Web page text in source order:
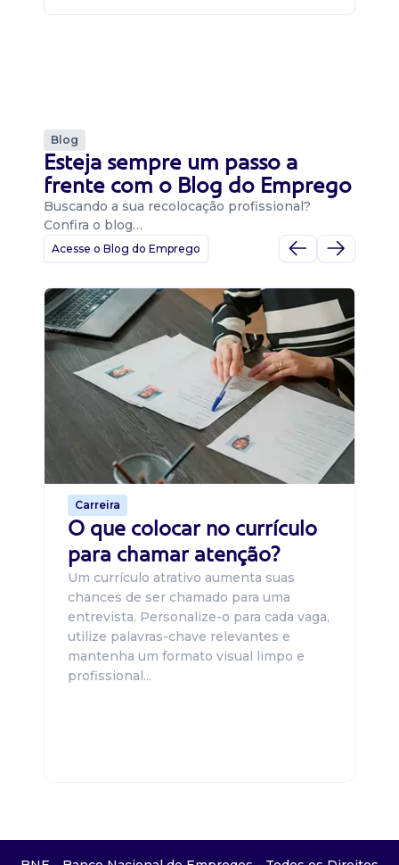
Blog
Esteja sempre um passo a
frente com o Blog do Emprego
Buscando a sua recolocação profissional?
Confira o blog…
Acesse o Blog do Emprego
Carreira
O que colocar no currículo
para chamar atenção?
Um currículo atrativo aumenta suas
chances de ser chamado para uma
entrevista. Personalize-o para cada vaga,
utilize palavras-chave relevantes e
mantenha um formato visual limpo e
profissional...